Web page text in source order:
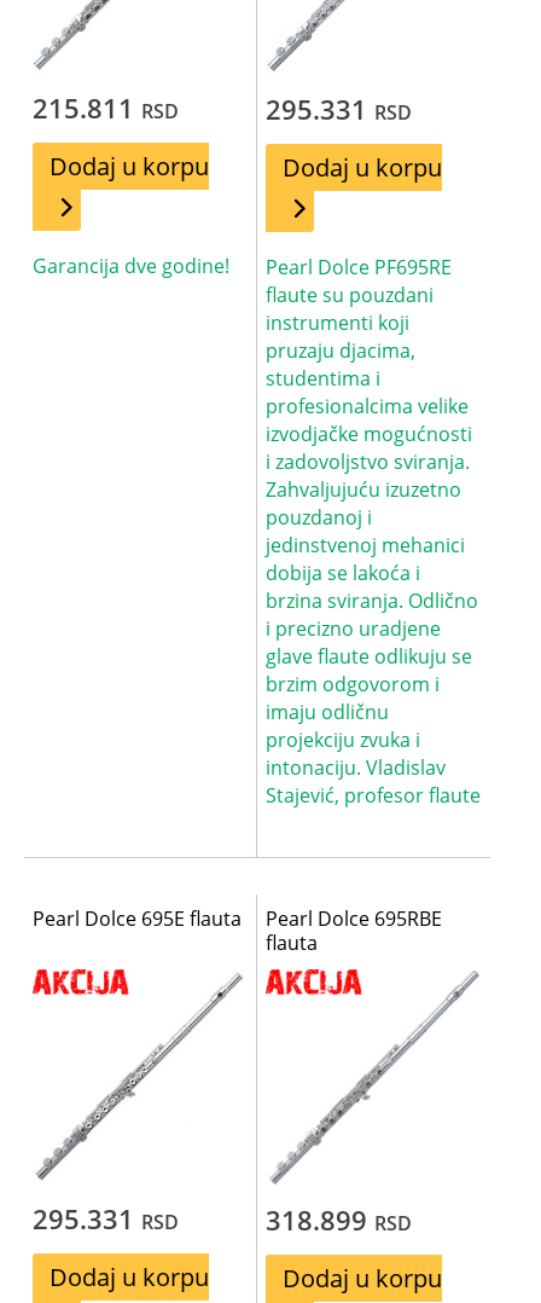
215.811 RSD
Dodaj u korpu
Garancija dve godine!
295.331 RSD
Dodaj u korpu
Pearl Dolce PF695RE
flaute su pouzdani
instrumenti koji
pruzaju djacima,
studentima i
profesionalcima velike
izvodjačke mogućnosti
i zadovoljstvo sviranja.
Zahvaljujuću izuzetno
pouzdanoj i
jedinstvenoj mehanici
dobija se lakoća i
brzina sviranja. Odlično
i precizno uradjene
glave flaute odlikuju se
brzim odgovorom i
imaju odličnu
projekciju zvuka i
intonaciju. Vladislav
Stajević, profesor flaute
Pearl Dolce 695E flauta
295.331 RSD
Dodaj u korpu
Pearl Dolce 695RBE
flauta
318.899 RSD
Dodaj u korpu